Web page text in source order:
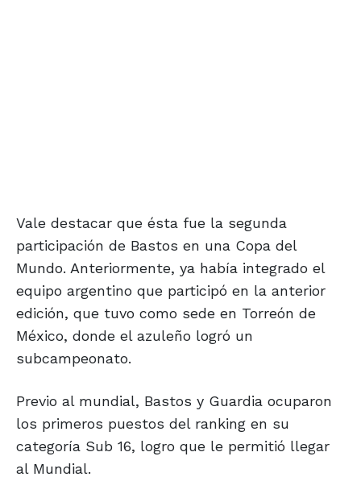
Vale destacar que ésta fue la segunda
participación de Bastos en una Copa del
Mundo. Anteriormente, ya había integrado el
equipo argentino que participó en la anterior
edición, que tuvo como sede en Torreón de
México, donde el azuleño logró un
subcampeonato.
Previo al mundial, Bastos y Guardia ocuparon
los primeros puestos del ranking en su
categoría Sub 16, logro que le permitió llegar
al Mundial.